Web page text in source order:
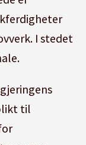
I stedet
til